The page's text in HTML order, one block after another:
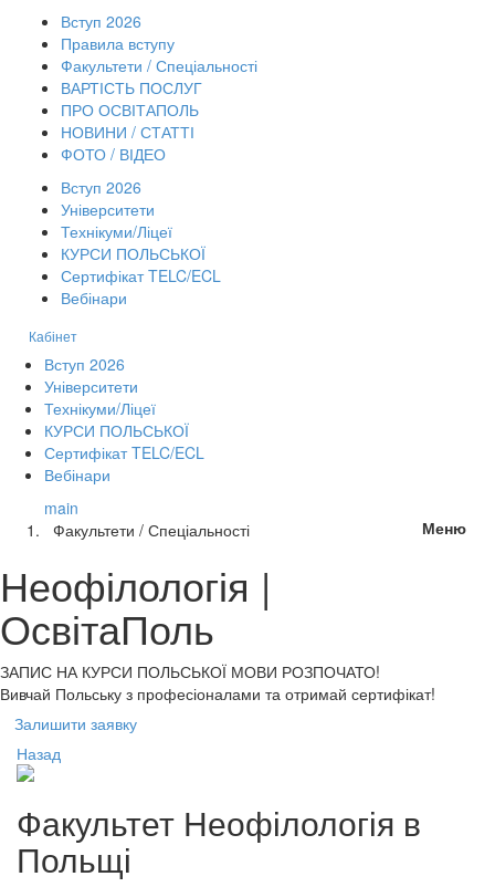
Вступ 2026
Правила вступу
Факультети / Спеціальності
ВАРТІСТЬ ПОСЛУГ
ПРО ОСВІТАПОЛЬ
НОВИНИ / СТАТТІ
ФОТО / ВІДЕО
Вступ 2026
Університети
Технікуми/Ліцеї
КУРСИ ПОЛЬСЬКОЇ
Сертифікат TELC/ECL
Вебінари
Кабінет
Вступ 2026
Університети
Технікуми/Ліцеї
КУРСИ ПОЛЬСЬКОЇ
Сертифікат TELC/ECL
Вебінари
Меню
main
Факультети / Спеціальності
Неофілологія |
ОсвітаПоль
ЗАПИС НА КУРСИ ПОЛЬСЬКОЇ МОВИ РОЗПОЧАТО!
Вивчай Польську з професіоналами та отримай сертифікат!
Залишити заявку
Назад
Факультет Неофілологія в
Польщі